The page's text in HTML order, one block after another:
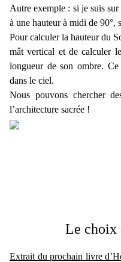
Autre exemple : si je suis
à une hauteur à midi de 90°,
Pour calculer la hauteur du
mât vertical et de calculer
longueur de son ombre.
dans le ciel.
Nous pouvons chercher
l’architecture sacrée !
Le choix
Extrait du prochain livre